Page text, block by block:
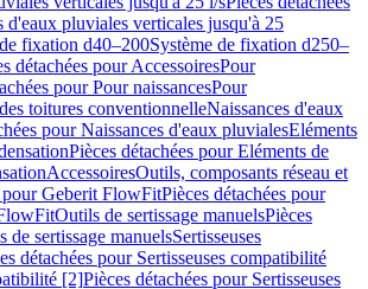
d'eaux pluviales verticales jusqu'à 25
fixation d40–200Système de fixation d250–
détachées pour AccessoiresPour
pour Pour naissancesPour
toitures conventionnelleNaissances d'eaux
pour Naissances d'eaux pluvialesEléments
Pièces détachées pour Eléments de
AccessoiresOutils, composants réseau et
Geberit FlowFitPièces détachées pour
Outils de sertissage manuelsPièces
de sertissage manuelsSertisseuses
détachées pour Sertisseuses compatibilité
[2]Pièces détachées pour Sertisseuses